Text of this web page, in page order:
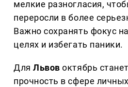
мелкие разногласия,
переросли в более
Важно сохранять фокус
целях и избегать паники.
ДляЛьвов октябрь
прочность в сфере